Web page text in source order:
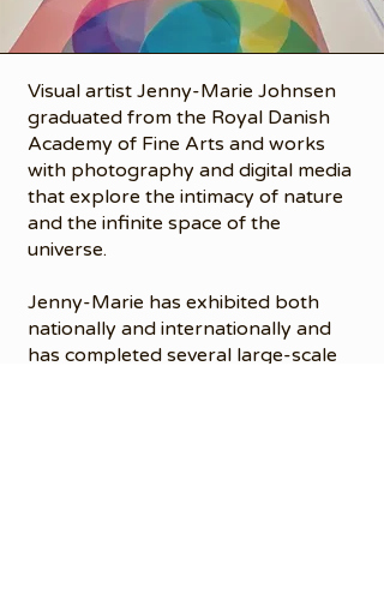
Visual artist Jenny-Marie Johnsen
graduated from the Royal Danish
Academy of Fine Arts and works
with photography and digital media
that explore the intimacy of nature
and the infinite space of the
universe.
Jenny-Marie has exhibited both
nationally and internationally and
has completed several large-scale